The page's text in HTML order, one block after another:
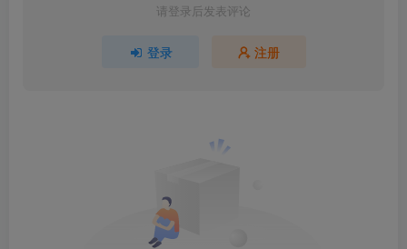
请登录后发表评论
登录 注册